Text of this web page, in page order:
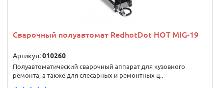
Сварочный полуавтомат RedhotDot HOT MIG-19
Артикул:010260
Полуавтоматический сварочный аппарат для кузовного
ремонта, а также для слесарных и ремонтных ц..